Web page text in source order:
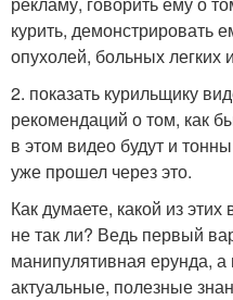
курить, демонстрировать
опухолей, больных легких
2. показать курильщику
рекомендаций о том, как
в этом видео будут и
уже прошел через это.
Как думаете, какой из
не так ли? Ведь первый
манипулятивная ерунда,
актуальные, полезные